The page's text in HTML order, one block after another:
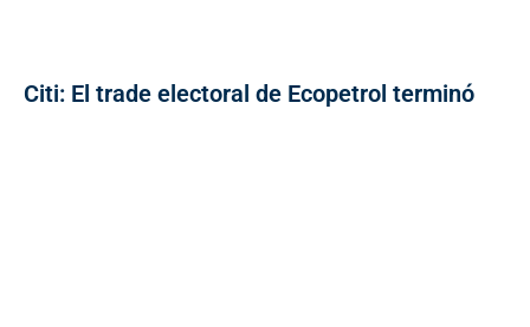
Citi: El trade electoral de Ecopetrol terminó